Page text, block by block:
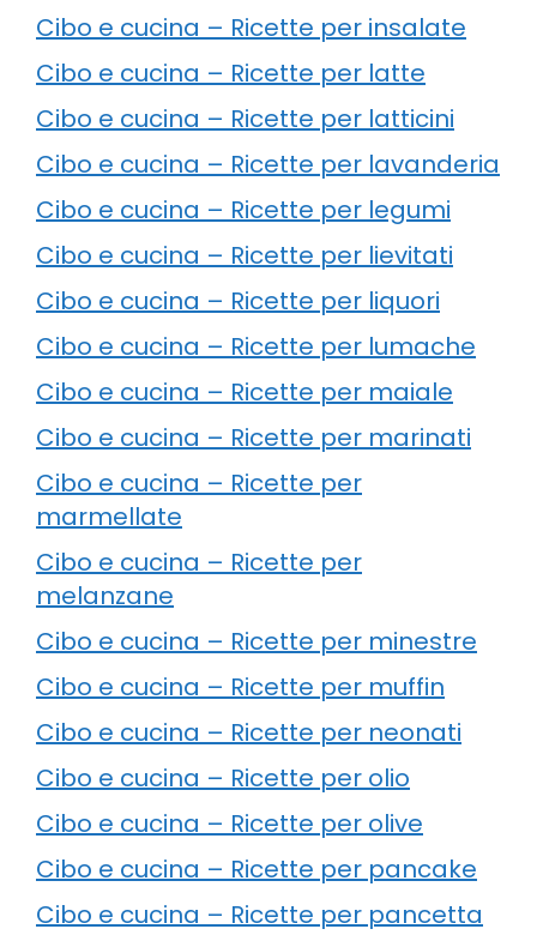
Cibo e cucina – Ricette per insalate
Cibo e cucina – Ricette per latte
Cibo e cucina – Ricette per latticini
Cibo e cucina – Ricette per lavanderia
Cibo e cucina – Ricette per legumi
Cibo e cucina – Ricette per lievitati
Cibo e cucina – Ricette per liquori
Cibo e cucina – Ricette per lumache
Cibo e cucina – Ricette per maiale
Cibo e cucina – Ricette per marinati
Cibo e cucina – Ricette per
marmellate
Cibo e cucina – Ricette per
melanzane
Cibo e cucina – Ricette per minestre
Cibo e cucina – Ricette per muffin
Cibo e cucina – Ricette per neonati
Cibo e cucina – Ricette per olio
Cibo e cucina – Ricette per olive
Cibo e cucina – Ricette per pancake
Cibo e cucina – Ricette per pancetta